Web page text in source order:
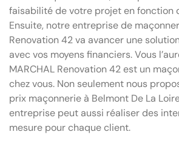
faisabilité de votre projet en fonction
Ensuite, notre entreprise de
Renovation 42 va avancer une
avec vos moyens financiers. Vous
MARCHAL Renovation 42 est un
chez vous. Non seulement nous
prix maçonnerie à Belmont De La
entreprise peut aussi réaliser des
mesure pour chaque client.